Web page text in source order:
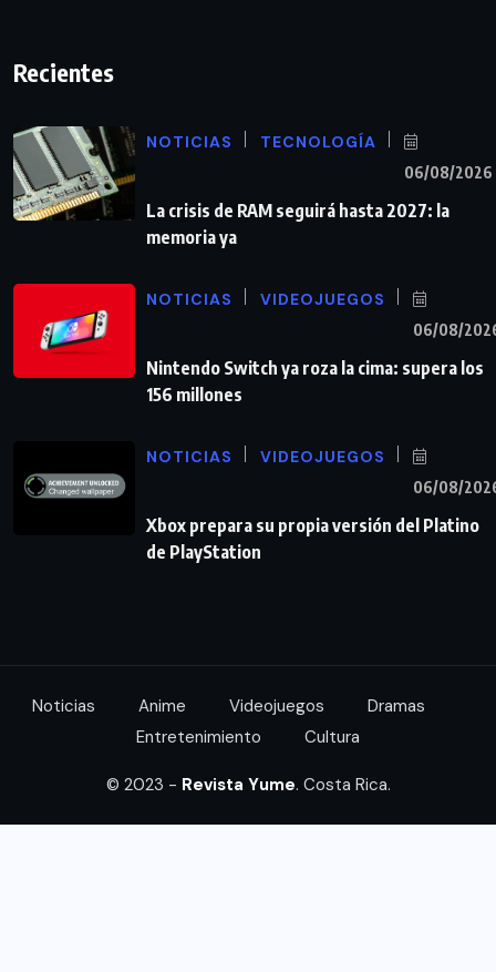
Recientes
NOTICIAS TECNOLOGÍA
06/08/2026
La crisis de RAM seguirá hasta 2027: la
memoria ya
NOTICIAS VIDEOJUEGOS
06/08/
Nintendo Switch ya roza la cima: supera los
156 millones
NOTICIAS VIDEOJUEGOS
06/08/
Xbox prepara su propia versión del Platino
de PlayStation
Noticias Anime Videojuegos
Dramas
Entretenimiento
Cultura
© 2023 - Revista Yume. Costa Rica.